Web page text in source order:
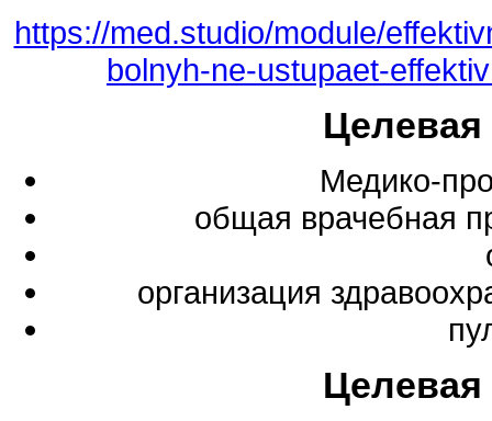
https://med.studio/module/
bolnyh-ne-ustupaet-
Медико-
общая врачебная
организация